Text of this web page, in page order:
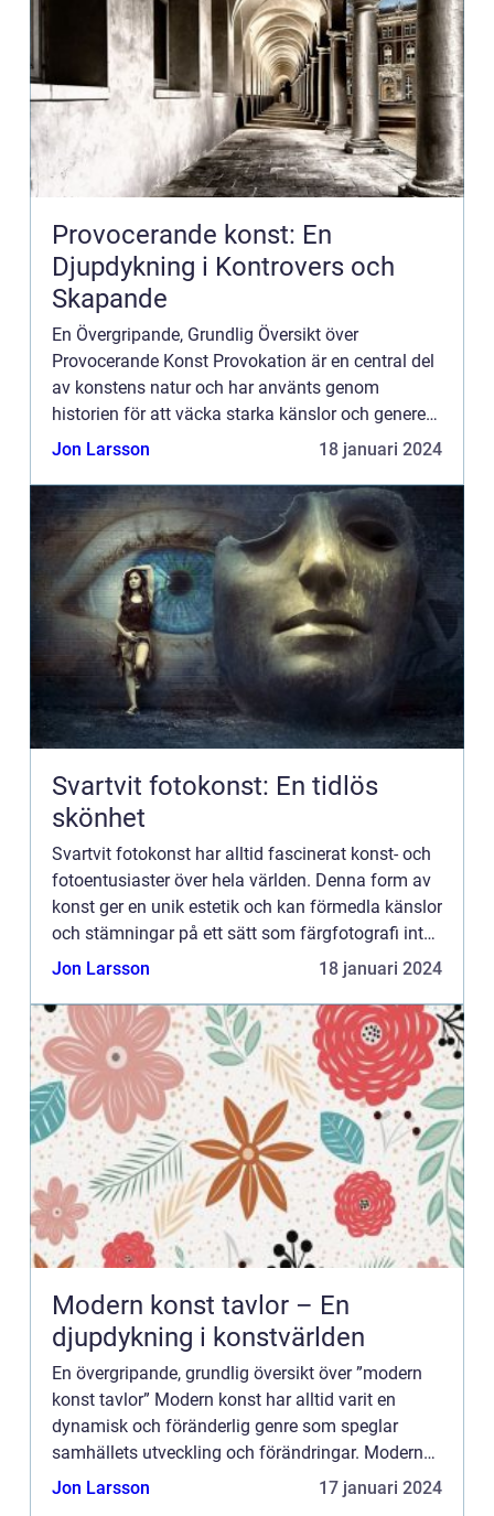
Provocerande konst: En
Djupdykning i Kontrovers och
Skapande
En Övergripande, Grundlig Översikt över
Provocerande Konst Provokation är en central del
av konstens natur och har använts genom
historien för att väcka starka känslor och generera
diskussion. Provocerande konst tar detta till nästa
Jon Larsson 18 januari 2024
Svartvit fotokonst: En tidlös
skönhet
Svartvit fotokonst har alltid fascinerat konst- och
fotoentusiaster över hela världen. Denna form av
konst ger en unik estetik och kan förmedla känslor
och stämningar på ett sätt som färgfotografi inte
alltid kan uppnå. I denna artikel kommer vi att ...
Jon Larsson 18 januari 2024
Modern konst tavlor – En
djupdykning i konstvärlden
En övergripande, grundlig översikt över ”modern
konst tavlor” Modern konst har alltid varit en
dynamisk och föränderlig genre som speglar
samhällets utveckling och förändringar. Modern
konst tavlor är inget undantag och utgör en viktig
Jon Larsson 17 januari 2024